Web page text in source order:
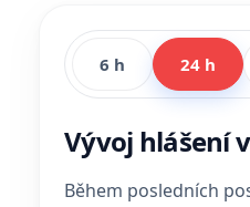
6 h 24 h
Vývoj hlášení
Během posledních